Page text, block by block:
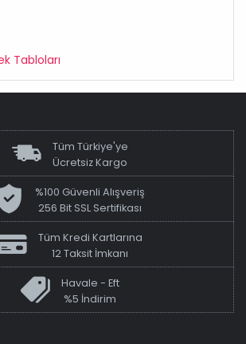
Tabloları
Tüm Türkiye'ye
Ücretsiz Kargo
%100 Güvenli Alışveriş
256 Bit SSL Sertifikası
Tüm Kredi Kartlarına
12 Taksit İmkanı
Havale - Eft
%5 İndirim